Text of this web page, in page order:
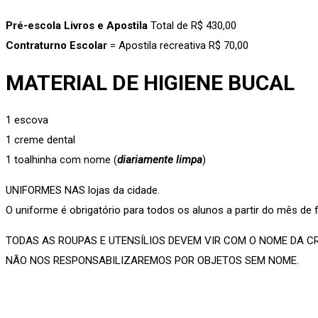
Pré-escola Livros e Apostila Total de R$ 430,00
Contraturno Escolar = Apostila recreativa R$ 70,00
MATERIAL DE HIGIENE BUCAL
1 escova
1 creme dental
1 toalhinha com nome (diariamente limpa)
UNIFORMES NAS lojas da cidade.
O uniforme é obrigatório para todos os alunos a partir do mês de
TODAS AS ROUPAS E UTENSÍLIOS DEVEM VIR COM O NOME DA
NÃO NOS RESPONSABILIZAREMOS POR OBJETOS SEM NOME.